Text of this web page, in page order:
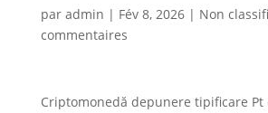
par admin | Fév 8, 2026| Non
commentaires
Criptomonedă depunere tipificare Pt